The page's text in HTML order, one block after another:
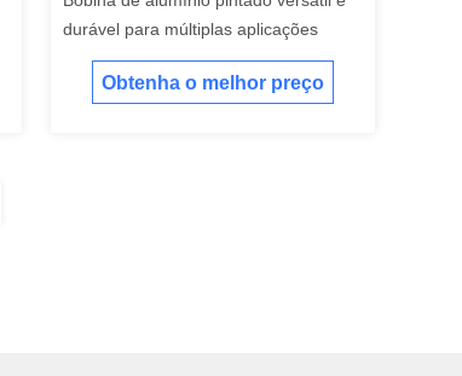
durável para múltiplas aplicações
Obtenha o melhor preço